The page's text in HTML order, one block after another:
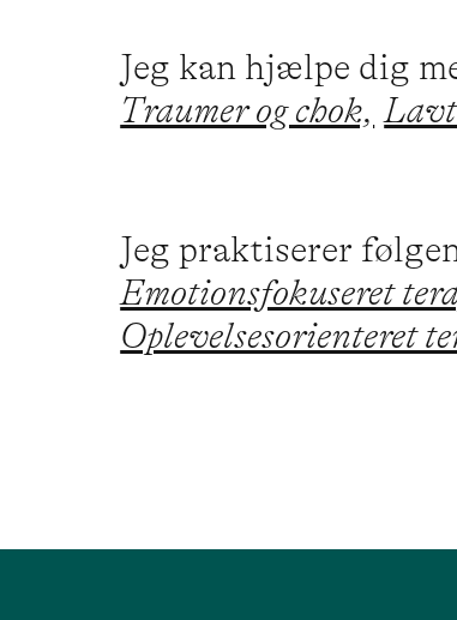
Jeg kan hjælpe dig
Traumer og chok,
Jeg praktiserer
Emotionsfokuseret
Oplevelsesorienteret